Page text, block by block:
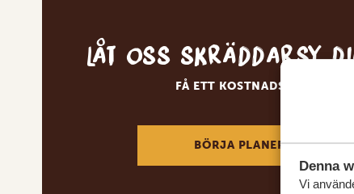
Denna
Vi
Låt oss skräddarsy
FÅ ETT KOSTNADSFRITT
BÖRJA PLANERA DIN